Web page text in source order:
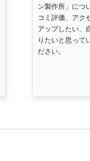
ン製作所」につ
コミ評価、アク
アップしたい、
りたいと思って
ださい。